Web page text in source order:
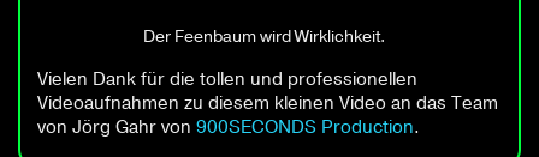
Der Feenbaum wird Wirklichkeit.
Vielen Dank für die tollen und professionellen
Videoaufnahmen zu diesem kleinen Video an das Team
von Jörg Gahr von 900SECONDS Production.